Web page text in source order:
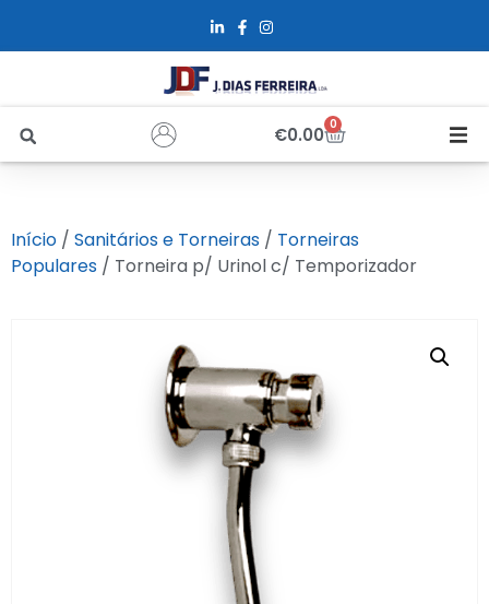
€0.00 0
Sobre Nós
Alfus
Recrutamento
Contactos
Entrar / Registar
Início / Sanitários e Torneiras / Torneiras
Populares / Torneira p/ Urinol c/ Temporizador